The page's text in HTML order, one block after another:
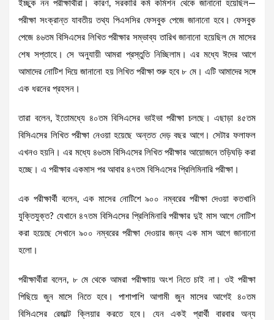
ইচ্ছুক নন পরীক্ষার্থীরা। কারণ, সরকারি কর্ম কমিশন থেকে জানানো হয়েছিল—
পরীক্ষা সংক্রান্ত যাবতীয় তথ্য পিএসসির ফেসবুক পেজে জানানো হবে। ফেসবুক
পেজে ৪৬তম বিসিএসের লিখিত পরীক্ষার সম্ভাব্য তারিখ জানানো হয়েছিল মে মাসের
শেষ সপ্তাহে। সে অনুযায়ী আমরা প্রস্তুতি নিচ্ছিলাম। এর মধ্যে ঈদের আগে
আমাদের নোটিশ দিয়ে জানানো হয় লিখিত পরীক্ষা শুরু হবে ৮ মে। এটি আমাদের সঙ্গে
এক ধরনের প্রহসন।
তারা বলেন, ইতোমধ্যে ৪০তম বিসিএসের ভাইভা পরীক্ষা চলছে। এছাড়া ৪৫তম
বিসিএসের লিখিত পরীক্ষা নেওয়া হয়েছে অন্তত দেড় বছর আগে। সেটার ফলাফল
এখনও হয়নি। এর মধ্যে ৪৬তম বিসিএসের লিখিত পরীক্ষার আয়োজনে তড়িঘড়ি করা
হচ্ছে। এ পরীক্ষার একমাস পর আবার ৪৭তম বিসিএসের প্রিলিমিনারি পরীক্ষা।
এক পরীক্ষার্থী বলেন, এক মাসের নোটিশে ৯০০ নম্বরের পরীক্ষা দেওয়া কতখানি
যুক্তিযুক্ত? যেখানে ৪৭তম বিসিএসের প্রিলিমিনারি পরীক্ষার দুই মাস আগে নোটিশ
করা হয়েছে সেখানে ৯০০ নম্বরের পরীক্ষা দেওয়ার জন্য এক মাস আগে জানানো
হলো।
পরীক্ষার্থীরা বলেন, ৮ মে থেকে আমরা পরীক্ষাায় অংশ নিতে চাই না। ওই পরীক্ষা
পিছিয়ে জুন মাসে নিতে হবে। পাশাপাশি আগামী জুন মাসের আগেই ৪০তম
বিসিএসের রেজাল্ট ক্লিয়ার করতে হবে। যেন একই প্রার্থী বারবার অন্য